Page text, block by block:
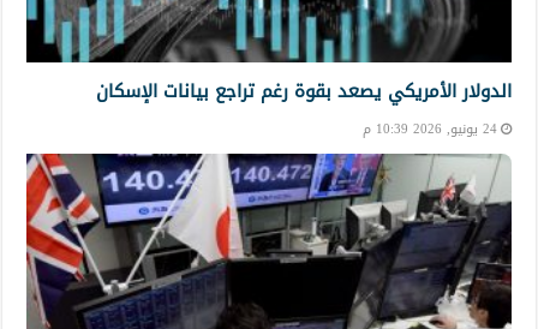
الدولار الأمريكي يصعد بقوة رغم تراجع بيانات الإسكان
24 يونيو, 2026 10:39 م